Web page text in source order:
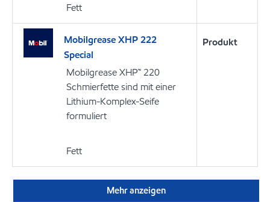
Fett
Mobilgrease XHP 222
Special
Mobilgrease XHP™ 220
Schmierfette sind mit einer
Lithium-Komplex-Seife
formuliert
Fett
Produkt
Mehr anzeigen